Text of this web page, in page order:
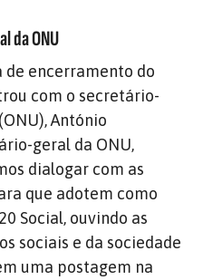
da ONU
de encerramento do
com o secretário-
António
geral da ONU,
dialogar com as
que adotem como
Social, ouvindo as
sociais e da sociedade
uma postagem na